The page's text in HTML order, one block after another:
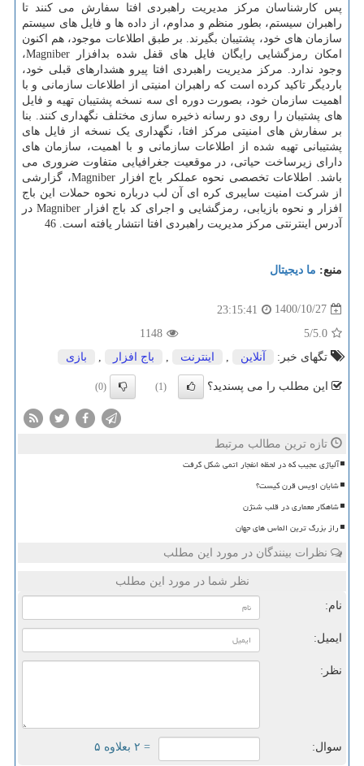
پس کارشناسان مرکز مدیریت راهبردی افتا سفارش می کنند تا
راهبران سیستم، بطور منظم و مداوم، از داده ها و فایل های سیستم
سازمان های خود، پشتیبان بگیرند. بر طبق اطلاعات موجود، هم اکنون
امکان رمزگشایی رایگان فایل های قفل شده بدافزار Magniber،
وجود ندارد. مرکز مدیریت راهبردی افتا پیرو هشدارهای قبلی خود،
باردیگر تاکید کرده است که راهبران امنیتی از اطلاعات سازمانی و با
اهمیت سازمان خود، بصورت دوره ای سه نسخه پشتیبان تهیه و فایل
های پشتیبان را روی دو رسانه ذخیره سازی مختلف نگهداری کنند. بنا
بر سفارش های امنیتی مرکز افتا، نگهداری یک نسخه از فایل های
پشتیبانی تهیه شده از اطلاعات سازمانی و با اهمیت، سازمان های
دارای زیرساخت حیاتی، در موقعیت جغرافیایی متفاوت ضروری می
باشد. اطلاعات تخصصی نحوه عملکر باج افزار Magniber، گزارشی
از شرکت امنیت سایبری کره ای آن لب درباره نحوه حملات این باج
افزار و نحوه بازیابی، رمزگشایی و اجرای کد باج افزار Magniber در
آدرس اینترنتی مرکز مدیریت راهبردی افتا انتشار یافته است. 46
منبع: ما دیجیتال
1400/10/27
23:15:41
5.0
/5
1148
تگهای خبر:
آنلاین اینترنت باج افزار بازی
این مطلب را می پسندید؟ (1)
(0)
تازه ترین مطالب مرتبط
آلیاژی عجیب که در لحظه انفجار اتمی شکل گرفت
شایان اویس قرن کیست؟
شاهکار معماری در قلب شنژن
راز بزرگ ترین الماس های جهان
نظرات بینندگان در مورد این مطلب
نظر شما در مورد این مطلب
نام:
ایمیل:
نظر:
سوال: = ۲ بعلاوه ۵